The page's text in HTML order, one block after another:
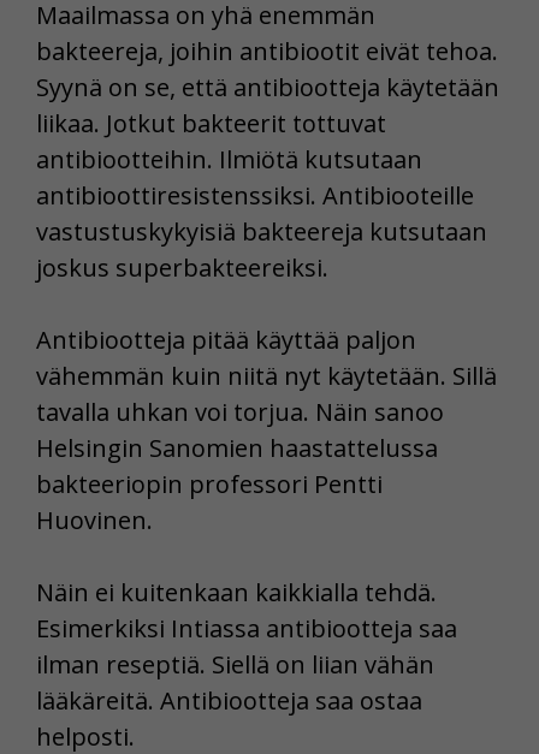
Maailmassa on yhä enemmän
bakteereja, joihin antibiootit eivät tehoa.
Syynä on se, että antibiootteja käytetään
liikaa. Jotkut bakteerit tottuvat
antibiootteihin. Ilmiötä kutsutaan
antibioottiresistenssiksi. Antibiooteille
vastustuskykyisiä bakteereja kutsutaan
joskus superbakteereiksi.
Antibiootteja pitää käyttää paljon
vähemmän kuin niitä nyt käytetään. Sillä
tavalla uhkan voi torjua. Näin sanoo
Helsingin Sanomien haastattelussa
bakteeriopin professori Pentti
Huovinen.
Näin ei kuitenkaan kaikkialla tehdä.
Esimerkiksi Intiassa antibiootteja saa
ilman reseptiä. Siellä on liian vähän
lääkäreitä. Antibiootteja saa ostaa
helposti.